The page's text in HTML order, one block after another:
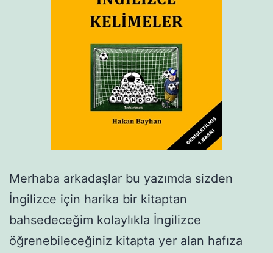
Merhaba arkadaşlar bu yazımda sizden
İngilizce için harika bir kitaptan
bahsedeceğim kolaylıkla İngilizce
öğrenebileceğiniz kitapta yer alan hafıza